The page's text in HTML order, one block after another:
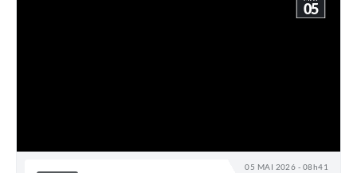
05 MAI 2026 - 08h41
05